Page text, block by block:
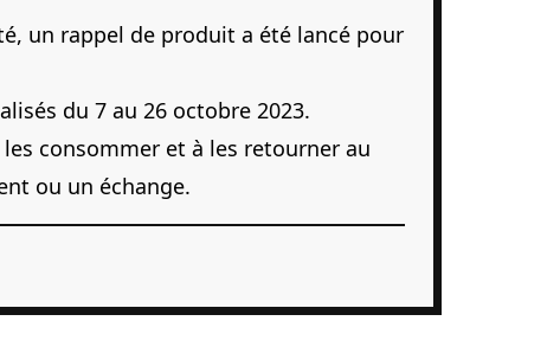
un rappel de produit a été lancé pour
du 7 au 26 octobre 2023.
consommer et à les retourner au
ou un échange.